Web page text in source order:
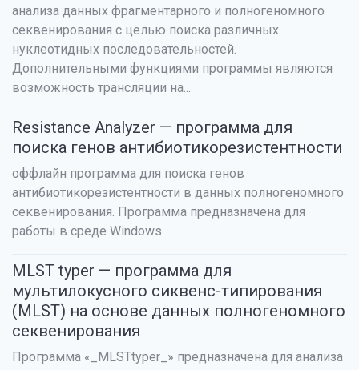
анализа данных фрагментарного и полногеномного
секвенирования с целью поиска различных
нуклеотидных последовательностей.
Дополнительными функциями программы являются
возможность трансляции на...
Resistance Analyzer — программа для
поиска генов антибиотикорезистентности
оффлайн программа для поиска генов
антибиотикорезистентности в данных полногеномного
секвенирования. Программа предназначена для
работы в среде Windows.
MLST typer — программа для
мультилокусного сиквенс-типирования
(MLST) на основе данных полногеномного
секвенирования
Программа «_MLSTtyper_» предназначена для анализа